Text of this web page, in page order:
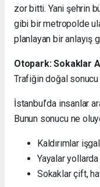
zor bitti. Yani şehrin
gibi bir metropolde
planlayan bir anlayış
Otopark: Sokaklar
Trafiğin doğal
İstanbul’da insanlar
Bunun sonucu ne
Kaldırımlar
Yayalar
Sokaklar çift,